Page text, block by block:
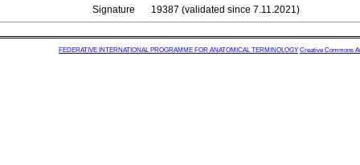
Signature
19387 (validated since 7.11.2021)
FEDERATIVE INTERNATIONAL PROGRAMME FOR ANATOMICAL TERMINOLOGY Creative Commons